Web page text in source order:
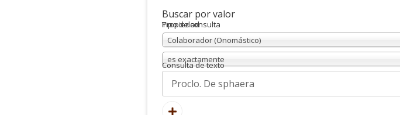
Buscar por valor
Propiedad
Colaborador (Onomástico)
Tipo de consulta
es exactamente
Consulta de texto